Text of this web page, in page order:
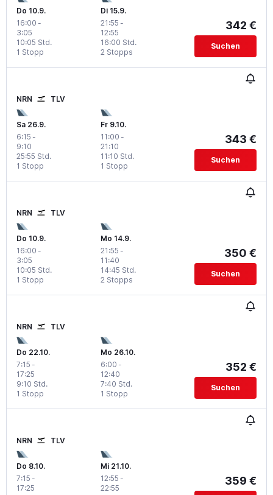
Do 10.9.
16:00 -
3:05
1 Stopp
10:05 Std.
Di 15.9.
21:55 -
12:55
2 Stopps
16:00 Std.
342 €
Suchen
NRN TLV
Sa 26.9.
6:15 -
9:10
1 Stopp
25:55 Std.
Fr 9.10.
11:00 -
21:10
1 Stopp
11:10 Std.
343 €
Suchen
NRN TLV
Do 10.9.
16:00 -
3:05
1 Stopp
10:05 Std.
Mo 14.9.
21:55 -
11:40
2 Stopps
14:45 Std.
350 €
Suchen
NRN TLV
Do 22.10.
7:15 -
17:25
1 Stopp
9:10 Std.
Mo 26.10.
6:00 -
12:40
1 Stopp
7:40 Std.
352 €
Suchen
NRN TLV
Do 8.10.
7:15 -
17:25
Mi 21.10.
12:55 -
22:55
359 €